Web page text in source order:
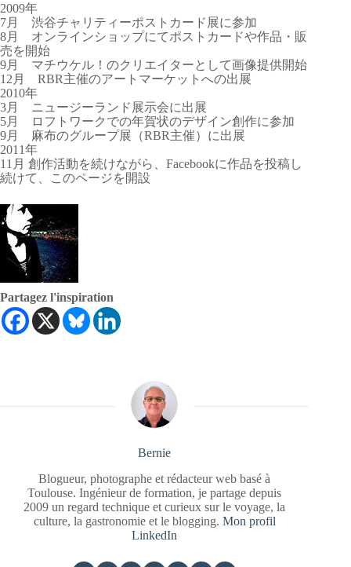
2009年
7月 渋谷チャリティーポストカード展に参加
8月 オンラインショップにてポストカードや作品・販
売を開始
9月 マチウケル ！ のクリエイターとして画像提供開始
12 月 RBR主催のアートマーケットへの出展
2010年
3月 ニュージーランド展示会に出展
5月 ロフトワークでの年賀状のデザイン創作に参加
9月 麻布のグループ展 （RBR主催） に出展
2011年
11 月 創作活動を続けながら、 Facebookに作品を投稿し
続けて、このページを開設
Partagez l'inspiration
Bernie
Blogueur, photographe et rédacteur web basé à
Toulouse. Ingénieur de formation, je partage depuis
2009 un regard technique et curieux sur le voyage, la
culture, la gastronomie et le blogging. Mon profil
LinkedIn